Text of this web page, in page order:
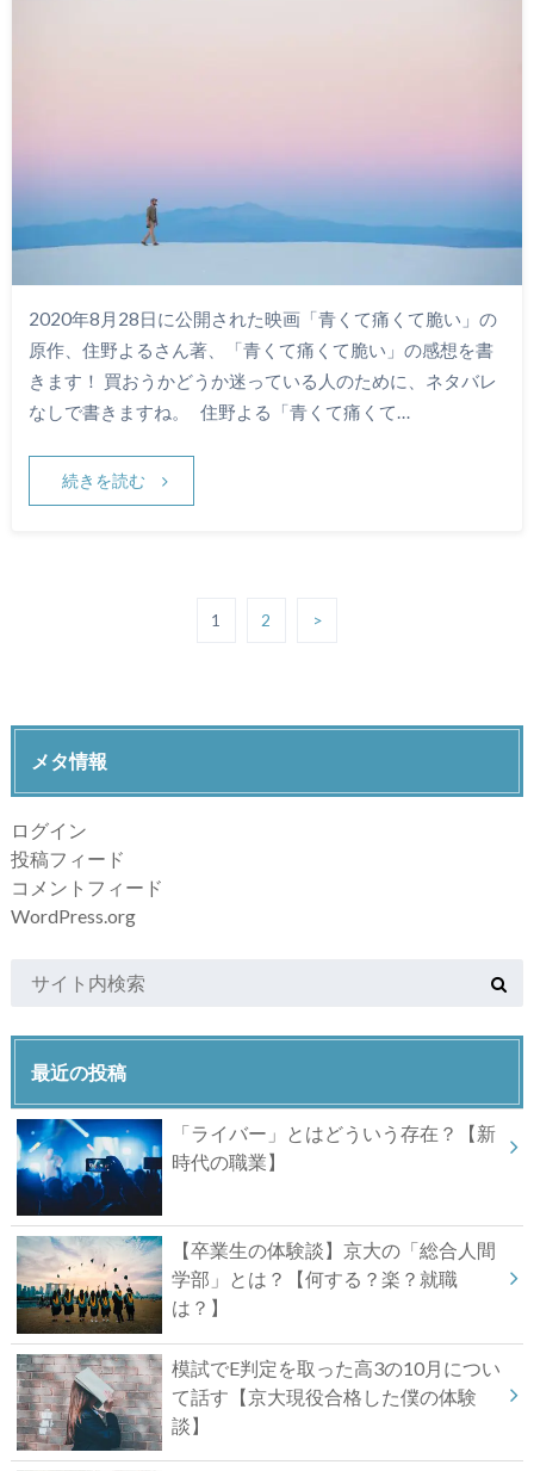
2020年8月28日に公開された映画「青くて痛くて脆い」の
原作、住野よるさん著、「青くて痛くて脆い」の感想を書
きます！ 買おうかどうか迷っている人のために、ネタバレ
なしで書きますね。 住野よる「青くて痛くて…
続きを読む
1 2 >
メタ情報
ログイン
投稿フィード
コメントフィード
WordPress.org
最近の投稿
「ライバー」とはどういう存在？【新
時代の職業】
【卒業生の体験談】京大の「総合人間
学部」とは？【何する？楽？就職
は？】
模試でE判定を取った高3の10月につい
て話す【京大現役合格した僕の体験
談】